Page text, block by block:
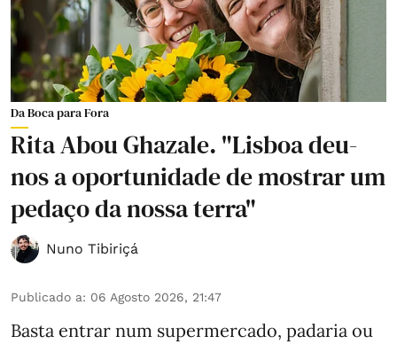
Da Boca para Fora
Rita Abou Ghazale. "Lisboa deu-
nos a oportunidade de mostrar um
pedaço da nossa terra"
Nuno Tibiriçá
Publicado a: 06 Agosto 2026, 21:47
Basta entrar num supermercado, padaria ou